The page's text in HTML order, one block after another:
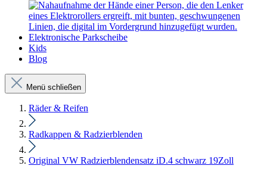
Elektronische Parkscheibe
Kids
Blog
Menü schließen
Räder & Reifen
Radkappen & Radzierblenden
Original VW Radzierblendensatz iD.4 schwarz 19Zoll